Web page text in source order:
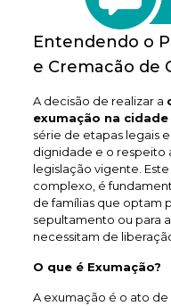
Entendendo o
e Cremacão de
A decisão de realizar a
exumação na cidade
série de etapas legais
dignidade e o respeito
legislação vigente.
complexo, é
de famílias que optam
sepultamento ou para
necessitam de
O que é Exumação?
A exumação é o ato